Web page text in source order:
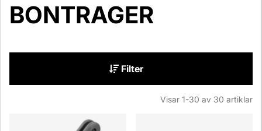
BONTRAGER
Filter
Visar 1-30 av 30 artiklar